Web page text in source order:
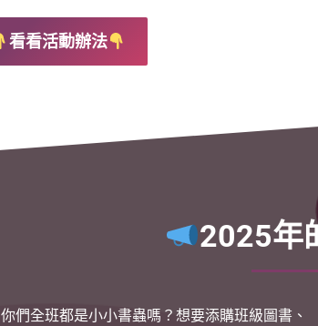
看看活動辦法
2025年
你們全班都是小小書蟲嗎？想要添購班級圖書、